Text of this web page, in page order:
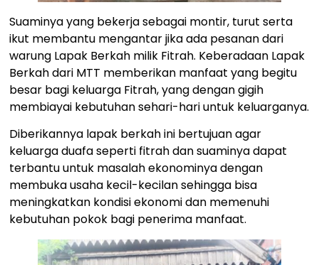
Suaminya yang bekerja sebagai montir, turut serta
ikut membantu mengantar jika ada pesanan dari
warung Lapak Berkah milik Fitrah. Keberadaan Lapak
Berkah dari MTT memberikan manfaat yang begitu
besar bagi keluarga Fitrah, yang dengan gigih
membiayai kebutuhan sehari-hari untuk keluarganya.
Diberikannya lapak berkah ini bertujuan agar
keluarga duafa seperti fitrah dan suaminya dapat
terbantu untuk masalah ekonominya dengan
membuka usaha kecil-kecilan sehingga bisa
meningkatkan kondisi ekonomi dan memenuhi
kebutuhan pokok bagi penerima manfaat.